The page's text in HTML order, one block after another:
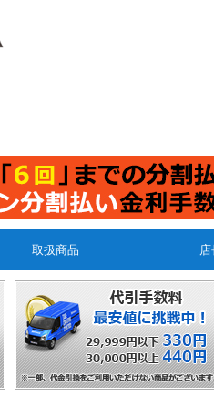
取扱商品